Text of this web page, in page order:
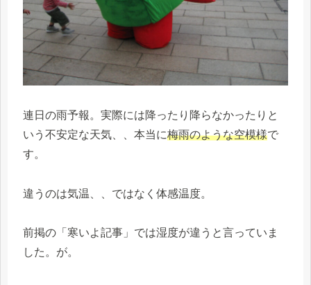
連日の雨予報。実際には降ったり降らなかったりと
いう不安定な天気、、本当に梅雨のような空模様で
す。
違うのは気温、、ではなく体感温度。
前掲の「寒いよ記事」では湿度が違うと言っていま
した。が。